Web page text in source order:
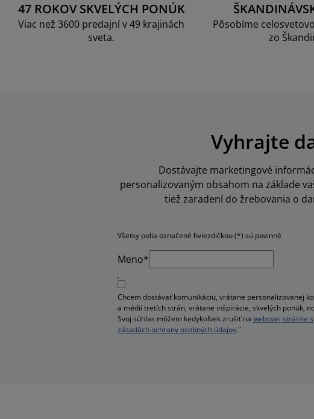
47 ROKOV SKVELÝCH PONÚK
Viac než 3600 predajní v 49 krajinách
sveta.
Pôsobíme
zo
Vyhrajte
Dostávajte marketingové
personalizovaným obsahom na základe
tiež zaradení do žrebovania o
Všetky polia označené hviezdičkou (*) sú povinné
Meno*
Chcem dostávať komunikáciu, vrátane personalizovanej
a médií tretích strán, vrátane inšpirácie, skvelých ponúk,
Svoj súhlas môžem kedykoľvek zrušiť na webovej stránke
zásadách ochrany osobných údajov."